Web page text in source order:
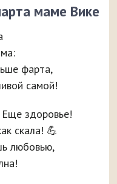
маме Вике
фарта,
самой!
здоровье!
скала! 💪
любовью,